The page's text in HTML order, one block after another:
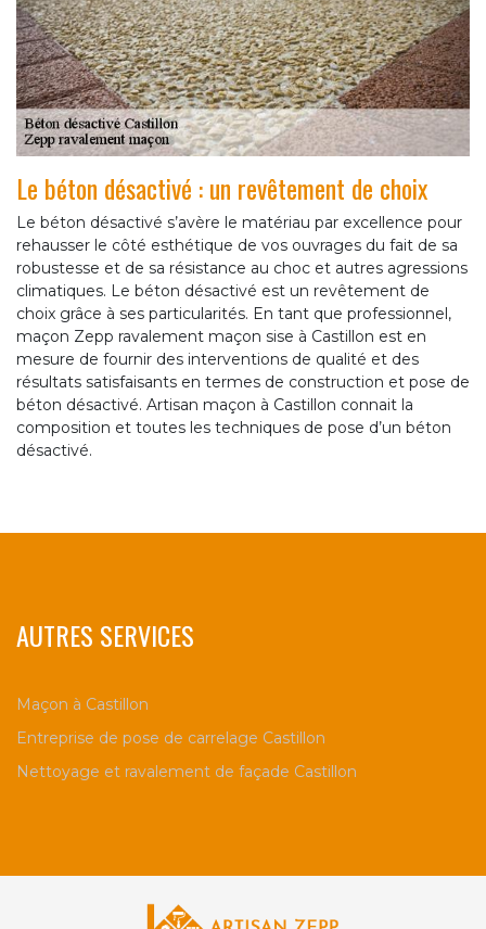
Le béton désactivé : un revêtement de choix
Le béton désactivé s’avère le matériau par excellence pour
rehausser le côté esthétique de vos ouvrages du fait de sa
robustesse et de sa résistance au choc et autres agressions
climatiques. Le béton désactivé est un revêtement de
choix grâce à ses particularités. En tant que professionnel,
maçon Zepp ravalement maçon sise à Castillon est en
mesure de fournir des interventions de qualité et des
résultats satisfaisants en termes de construction et pose de
béton désactivé. Artisan maçon à Castillon connait la
composition et toutes les techniques de pose d’un béton
désactivé.
AUTRES SERVICES
Maçon à Castillon
Entreprise de pose de carrelage Castillon
Nettoyage et ravalement de façade Castillon